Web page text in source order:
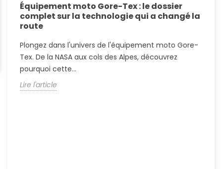
Équipement moto Gore-Tex : le dossier
complet sur la technologie qui a changé la
route
Plongez dans l'univers de l'équipement moto Gore-
Tex. De la NASA aux cols des Alpes, découvrez
pourquoi cette...
Lire l'article